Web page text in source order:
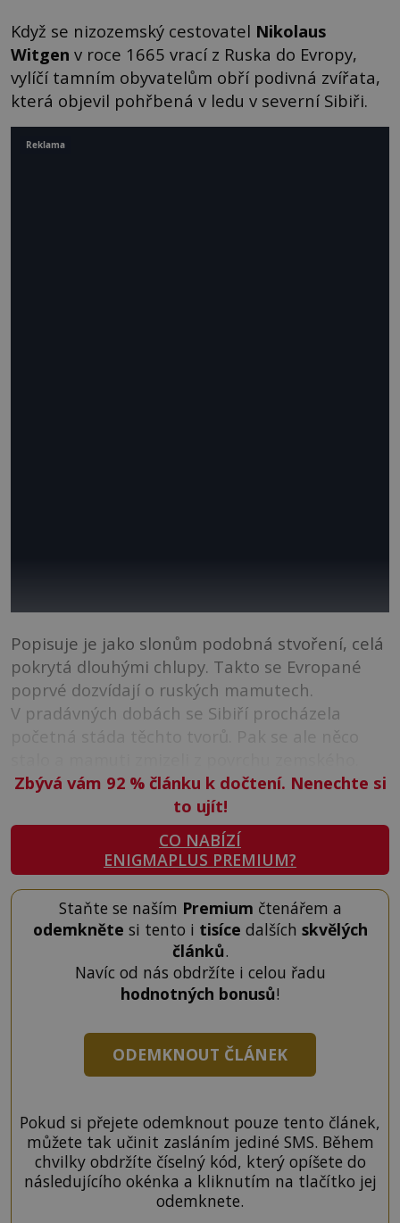
Když se nizozemský cestovatel Nikolaus
Witgen v roce 1665 vrací z Ruska do Evropy,
vylíčí tamním obyvatelům obří podivná zvířata,
která objevil pohřbená v ledu v severní Sibiři.
Popisuje je jako slonům podobná stvoření, celá
pokrytá dlouhými chlupy. Takto se Evropané
poprvé dozvídají o ruských mamutech.
V pradávných dobách se Sibiří procházela
početná stáda těchto tvorů. Pak se ale něco
Zbývá vám 92 %článku k dočtení. Nenechte si
to ujít!
CO NABÍZÍ
ENIGMAPLUS PREMIUM?
Staňte se naším Premium čtenářem a
odemkněte si tento i tisíce dalších skvělých
článků.
Navíc od nás obdržíte i celou řadu
hodnotných bonusů!
ODEMKNOUT ČLÁNEK
Pokud si přejete odemknout pouze tento článek,
můžete tak učinit zasláním jediné SMS. Během
chvilky obdržíte číselný kód, který opíšete do
následujícího okénka a kliknutím na tlačítko jej
odemknete.
Reklama